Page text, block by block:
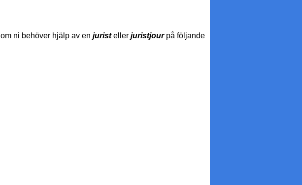
om ni behöver hjälp av en juristeller juristjourpå följande